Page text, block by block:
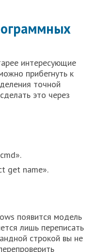
интересующие
прибегнуть к
точной
это через
get name».
появится модель
лишь переписать
строкой вы не